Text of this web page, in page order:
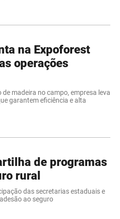
na Expoforest
operações
madeira no campo, empresa leva
garantem eficiência e alta
de programas
rural
das secretarias estaduais e
ao seguro